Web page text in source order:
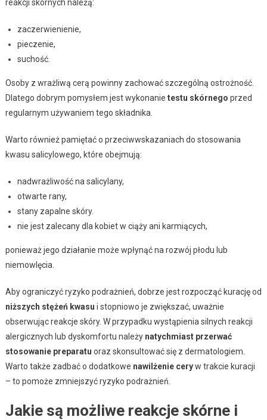
reakcji skórnych należą:
zaczerwienienie,
pieczenie,
suchość.
Osoby z wrażliwą cerą powinny zachować szczególną ostrożność.
Dlatego dobrym pomysłem jest wykonanie testu skórnego przed
regularnym używaniem tego składnika.
Warto również pamiętać o przeciwwskazaniach do stosowania
kwasu salicylowego, które obejmują:
nadwrażliwość na salicylany,
otwarte rany,
stany zapalne skóry.
nie jest zalecany dla kobiet w ciąży ani karmiących,
ponieważ jego działanie może wpłynąć na rozwój płodu lub
niemowlęcia.
Aby ograniczyć ryzyko podrażnień, dobrze jest rozpocząć kurację od
niższych stężeń kwasu i stopniowo je zwiększać, uważnie
obserwując reakcje skóry. W przypadku wystąpienia silnych reakcji
alergicznych lub dyskomfortu należy natychmiast przerwać
stosowanie preparatu oraz skonsultować się z dermatologiem.
Warto także zadbać o dodatkowe nawilżenie ceryw trakcie kuracji
– to pomoże zmniejszyć ryzyko podrażnień.
Jakie są możliwe reakcje skórne i